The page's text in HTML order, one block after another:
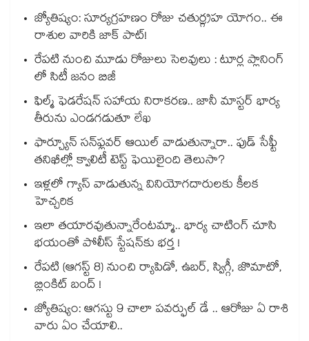
జ్యోతిష్యం: సూర్యగ్రహణం రోజు చతుర్గ్రహ యోగం.. ఈ
రాశుల వారికి జాక్ పాట్!
రేపటి నుంచి మూడు రోజులు సెలవులు : టూర్ల ప్లానింగ్
లో సిటీ జనం బిజీ
ఫిల్మ్ ఫెడరేషన్ సహాయ నిరాకరణ.. జానీ మాస్టర్ భార్య
తీరును ఎండగడుతూ లేఖ
ఫార్చ్యూన్ సన్‌ఫ్లవర్ ఆయిల్ వాడుతున్నారా.. ఫుడ్ సేఫ్టీ
తనిఖీల్లో క్వాలిటీ టెస్ట్ ఫెయిలైంది తెలుసా?
ఇళ్లలో గ్యాస్ వాడుతున్న వినియోగదారులకు కీలక
హెచ్చరిక
ఇలా తయారవుతున్నారేంటమ్మా.. భార్య చాటింగ్ చూసి
భయంతో పోలీస్ స్టేషన్⁫కు భర్త !
రేపటి (ఆగస్ట్ 8) నుంచి ర్యాపిడో, ఉబర్, స్విగ్గీ, జొమాటో,
బ్లింకిట్ బంద్ !
జ్యోతిష్యం: ఆగస్టు 9 చాలా పవర్ఫుల్ డే .. ఆరోజు ఏ రాశి
వారు ఏం చేయాలి..